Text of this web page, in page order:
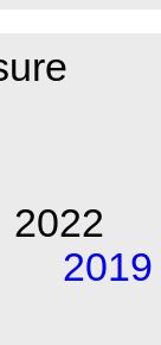
2019